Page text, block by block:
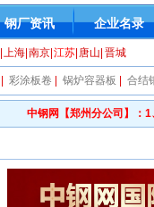
钢厂资讯 企业名录
|上海|南京 |江苏 |唐山 |晋城
彩涂板卷 锅炉容器板 合结
中钢网【郑州分公司】：